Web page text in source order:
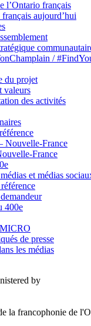
l’Ontario français
aujourd’hui
/
du projet
valeurs
des activités
Nouvelle-France
France
et médias
400e
de presse
les médias
by
la francophonie de